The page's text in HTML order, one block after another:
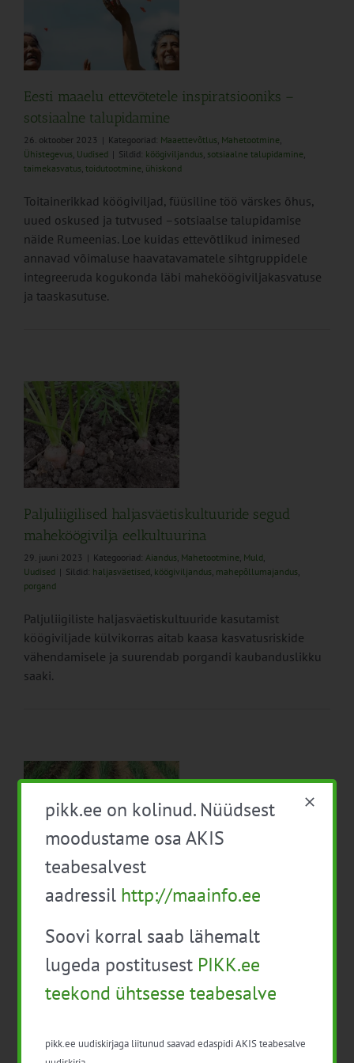
Eesti maaelu ettevõtetele inspiratsiooniks –
sotsiaalne talupidamine
26. oktoober 2023 | Kategooriad: Maaettevõtlus, Mahetootmine,
Ühistegevus, Uudised | Sildid: köögiviljandus, sotsiaalne talupidamine,
taimekasvatus, toidutootmine, ühiskond
Toitainerikkad köögiviljad, füüsiline töö värskes õhus,
uued oskused ja tutvused –sotsiaalse talupidamise
näide Rumeenias. Loe kuidas ettevõtlikud inimesed
annavad võimaluse haavatavamatele sihtgruppidele
integreeruda kogukonda läbi maheköögiviljakasvatuse
ja taaskasutuse.
Paljuliigilised haljasväetiskultuuride segud
maheköögivilja eelkultuurina
29. juuni 2023 | Kategooriad: Aiandus, Mahetootmine, Muld,
Uudised | Sildid: haljasväetised, köögiviljandus, mahepõllumajandus,
porgand
Paljuliigiliste haljasväetiskultuuride kasutamist
köögiviljade külvikorras aitab kaasa kasvatusriskide
vähendamisele ja suurendab porgandi kaubanduslikku
saaki.
Biostimulantide kasutamine maheköögivilja
22. juuni 2023 | Kategooriad: Aiandus,Uudised | Sildid: aiandus
Maheklaster uuris biostimulantide kasutamise
efektiivsust mahetaimekasvatuses. Katsed näitasid, et
olla majanduslikult õigustatud.
pikk.ee on kolinud. Nüüdsest
moodustame osa AKIS
teabesalvest
aadressil http://maainfo.ee
Soovi korral saab lähemalt
lugeda postitusest PIKK.ee
teekond ühtsesse teabesalve
pikk.ee uudiskirjaga liitunud saavad edaspidi AKIS teabesalve